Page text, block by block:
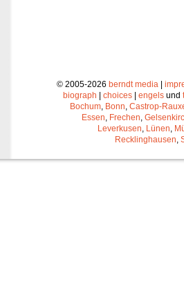
© 2005-2026 berndt media|
biograph
choices engels und
Bochum, Bonn, Castrop-
Essen, Frechen,
Leverkusen, Lünen,
Recklinghausen,